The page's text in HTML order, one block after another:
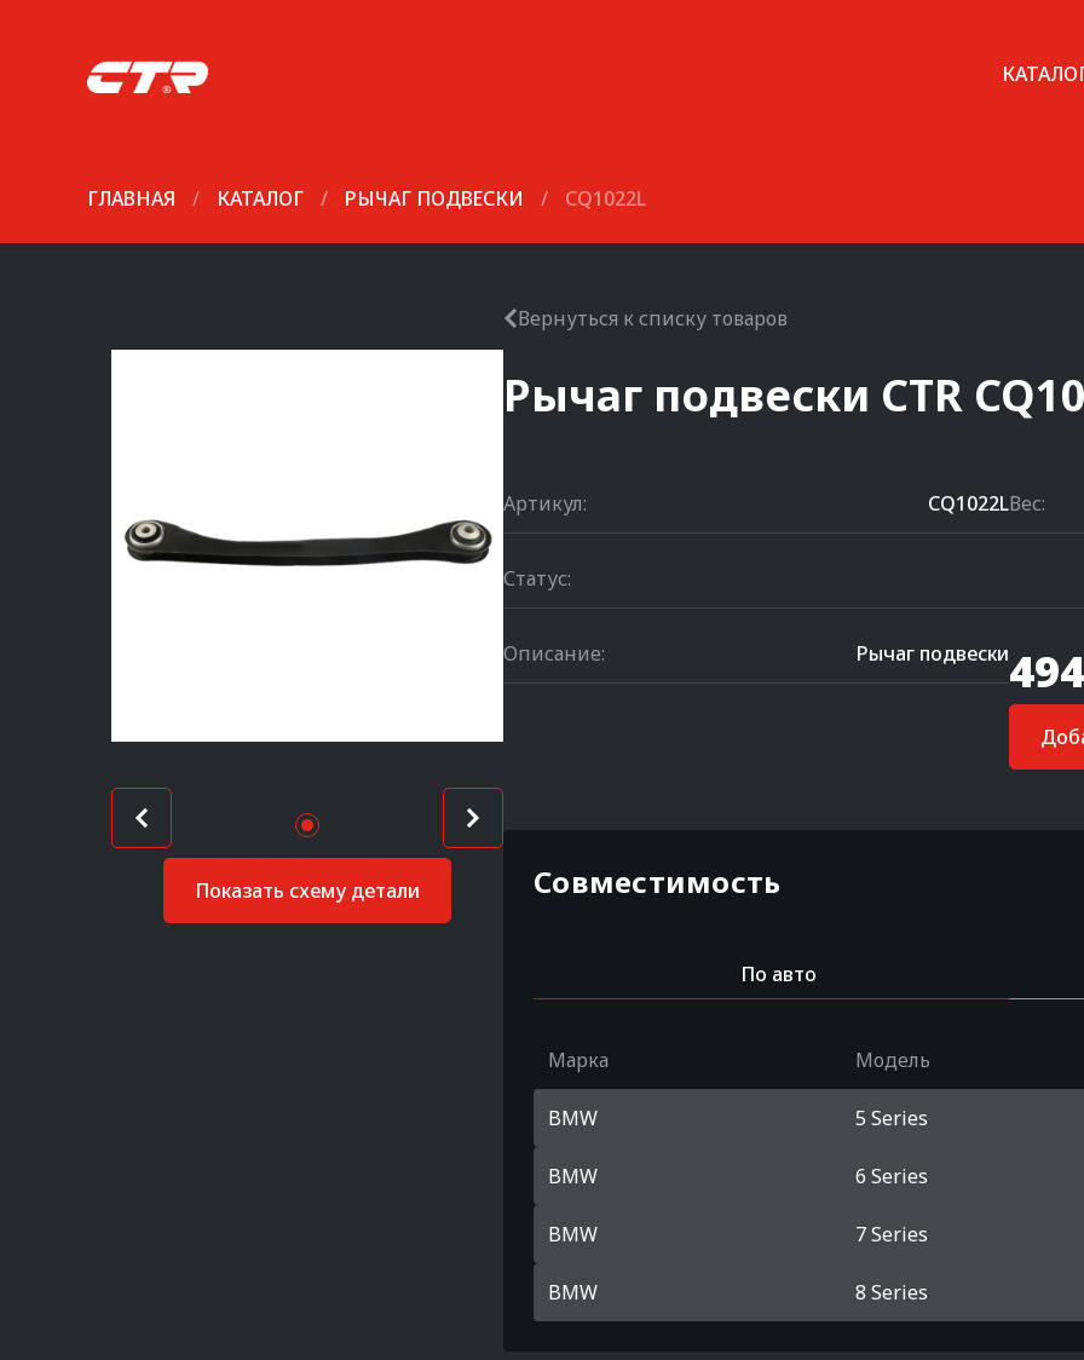
ГЛАВНАЯ / КАТАЛОГ / РЫЧАГ ПОДВЕСКИ / CQ1022L
Показать схему детали
Вернуться к списку товаров
Рычаг подвески CTR
Артикул: CQ1022LВес:
Статус:
Описание: Рычаг подвески
Совместимость
По авто
Марка Модель
BMW 5 Series
BMW 6 Series
BMW 7 Series
BMW 8 Series